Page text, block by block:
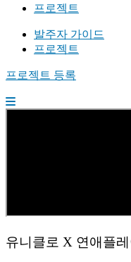
프로젝트
발주자 가이드
프로젝트
프로젝트 등록
유니클로 X 연애플